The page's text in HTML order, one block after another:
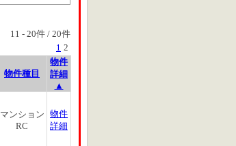
11 - 20件 / 20件
1 2
物件種目
物件
詳細
▲
マンション
RC
物件
詳細